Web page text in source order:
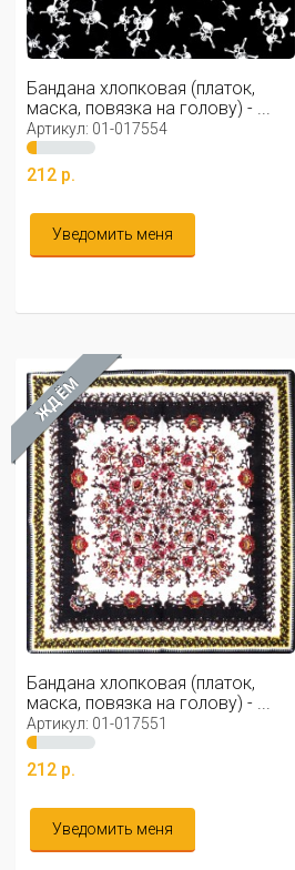
Бандана хлопковая (платок,
маска, повязка на голову) - ...
Артикул: 01-017554
212 р.
Уведомить меня
ЖДЁМ
Бандана хлопковая (платок,
маска, повязка на голову) - ...
Артикул: 01-017551
212 р.
Уведомить меня